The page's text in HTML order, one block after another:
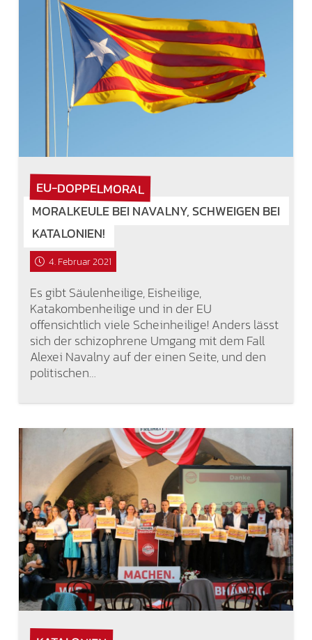
EU-DOPPELMORAL
MORALKEULE BEI NAVALNY, SCHWEIGEN BEI
KATALONIEN!
4. Februar 2021
Es gibt Säulenheilige, Eisheilige,
Katakombenheilige und in der EU
offensichtlich viele Scheinheilige! Anders lässt
sich der schizophrene Umgang mit dem Fall
Alexei Navalny auf der einen Seite, und den
politischen…